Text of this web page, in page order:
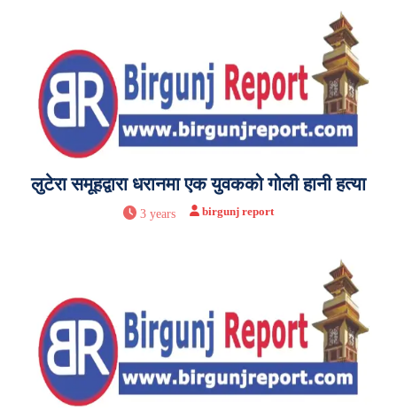
लुटेरा समूहद्वारा धरानमा एक युवकको गोली हानी हत्या
3 years birgunj report